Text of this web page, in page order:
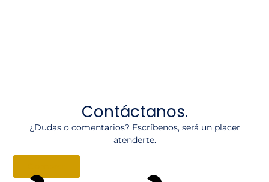
Contáctanos.
¿Dudas o comentarios? Escríbenos, será un placer
atenderte.